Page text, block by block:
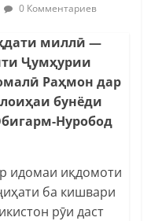
0 Комментариев
миллӣ —
Ҷумҳурии
Раҳмон дар
бунёди
Нуробод
идомаи иқдомоти
ба кишвари
рӯи даст